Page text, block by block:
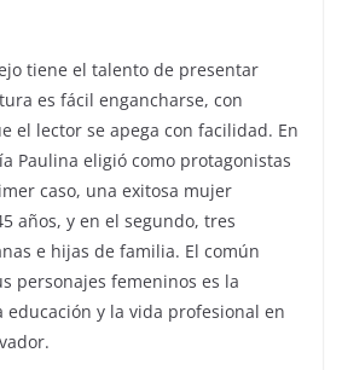
tiene el talento de presentar
es fácil engancharse, con
el lector se apega con facilidad. En
Paulina eligió como protagonistas
caso, una exitosa mujer
años, y en el segundo, tres
e hijas de familia. El común
personajes femeninos es la
y la vida profesional en